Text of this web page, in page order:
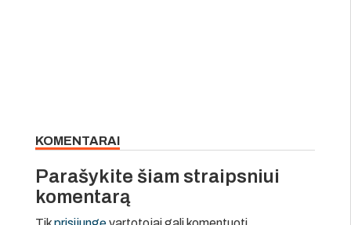
KOMENTARAI
Parašykite šiam straipsniui
komentarą